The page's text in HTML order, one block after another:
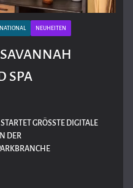
NEUHEITEN
SPA
GRÖSSTE DIGITALE A
F